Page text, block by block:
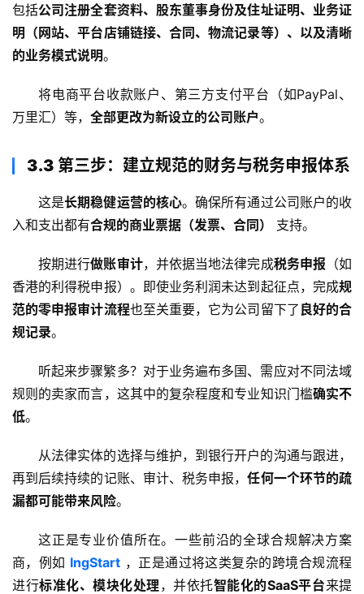
页
包括公司注册全套资料、股东董事身份及住址证明、业务证
明（网站、平台店铺链接、合同、物流记录等）、以及清晰
的业务模式说明。
将电商平台收款账户、第三方支付平台（如PayPal、
万里汇）等， 全部更改为新设立的公司账户。
3.3 第三步：建立规范的财务与税务申报体系
这是长期稳健运营的核心。确保所有通过公司账户的收
入和支出都有合规的商业票据（发票、合同） 支持。
按期进行做账审计，并依据当地法律完成税务申报 （如
香港的利得税申报）。即使业务利润未达到起征点，完成规
范的零申报审计流程也至关重要，它为公司留下了 良好的合
规记录。
听起来步骤繁多？对于业务遍布多国、需应对不同法域
规则的卖家而言，这其中的复杂程度和专业知识门槛确实不
低。
从法律实体的选择与维护，到银行开户的沟通与跟进，
再到后续持续的记账、审计、税务申报，任何一个环节的疏
漏都可能带来风险。
这正是专业价值所在。一些前沿的全球合规解决方案
商，例如 IngStart ，正是通过将这类复杂的跨境合规流程
进行标准化、模块化处理 ，并依托智能化的SaaS平台来提